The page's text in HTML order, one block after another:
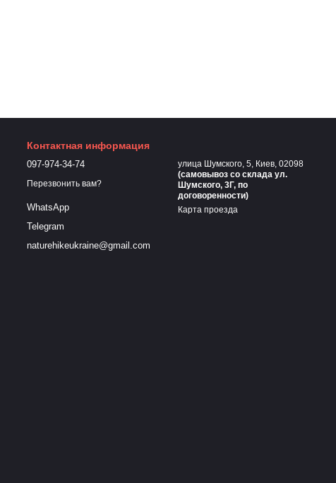
Контактная информация
097-974-34-74
Перезвонить вам?
WhatsApp
Telegram
naturehikeukraine@gmail.com
улица Шумского, 5, Киев, 02098
(самовывоз cо склада ул.
Шумского, 3Г, по
договоренности)
Карта проезда